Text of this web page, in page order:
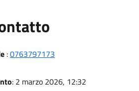
:0763797173
: 2 marzo 2026, 12:32